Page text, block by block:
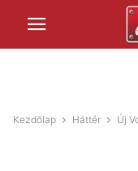
Kezdőlap Háttér
Új